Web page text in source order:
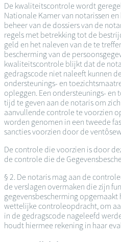
De kwaliteitscontrole wordt
Nationale Kamer van notarissen
beheer van de dossiers van de
regels met betrekking tot de
geld en het naleven van de te
bescherming van de
kwaliteitscontrole blijkt dat de
gedragscode niet naleeft kunnen
ondersteunings- en
opleggen. Een ondersteunings-
tijd te geven aan de notaris om
aanvullende controle te voorzien
worden genomen in een tweede
sancties voorzien door de
De controle die voorzien is door
de controle die de
§ 2. De notaris mag aan de
de verslagen overmaken die zijn
gegevensbescherming opgemaakt
wettelijke controleopdracht, om
in de gedragscode nageleefd
houdt hiermee rekening in haar